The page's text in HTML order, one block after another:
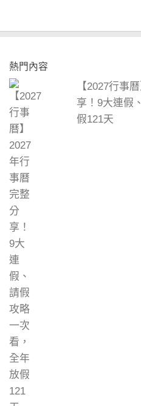
熱門內容
【2027行事
享！9大連假
假121天